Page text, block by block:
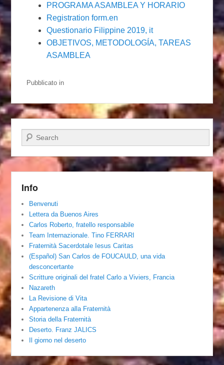
PROGRAMA ASAMBLEA Y HORARIO
Registration form.en
Questionario Filippine 2019, it
OBJETIVOS, METODOLOGÍA, TAREAS
ASAMBLEA
Pubblicato in
Cerca
Info
Benvenuti
Lettera da Buenos Aires
Carlos Roberto, fratello responsabile
Team Internazionale. Tino FERRARI
Fraternità Sacerdotale Iesus Caritas
(Español) San Carlos de FOUCAULD, una vida
desconcertante
Scritture originali del fratel Carlo a Viviers, Francia
Nazareth
La Revisione di Vita
Appartenenza alla Fraternità
Storia della Fraternità
Deserto. Franz JALICS
Il giorno nel deserto